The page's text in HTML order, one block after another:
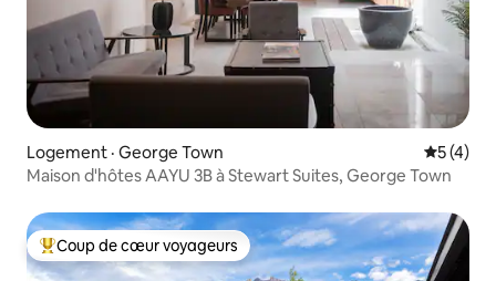
Logement · George Town Note
5 (4)
Maison d'hôtes AAYU 3B à Stewart Suites, George Town
Coup de cœur voyageurs parmi les plus aimés
Coup de cœur voyageurs